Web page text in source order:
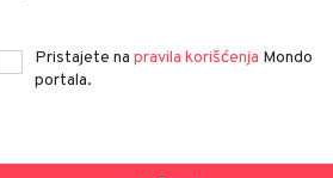
Pristajete na pravila korišćenja Mondo
portala.